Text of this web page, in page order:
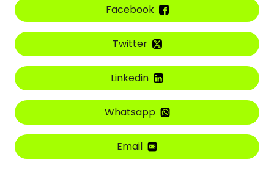
Facebook
Twitter
Linkedin
Whatsapp
Email